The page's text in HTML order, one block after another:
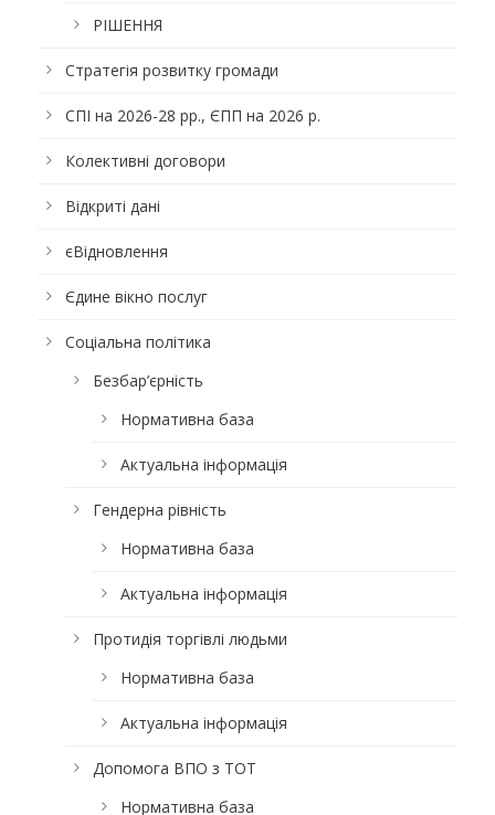
РІШЕННЯ
Стратегія розвитку громади
СПІ на 2026-28 рр., ЄПП на 2026 р.
Колективні договори
Відкриті дані
єВідновлення
Єдине вікно послуг
Соціальна політика
Безбар’єрність
Нормативна база
Актуальна інформація
Гендерна рівність
Нормативна база
Актуальна інформація
Протидія торгівлі людьми
Нормативна база
Актуальна інформація
Допомога ВПО з ТОТ
Нормативна база